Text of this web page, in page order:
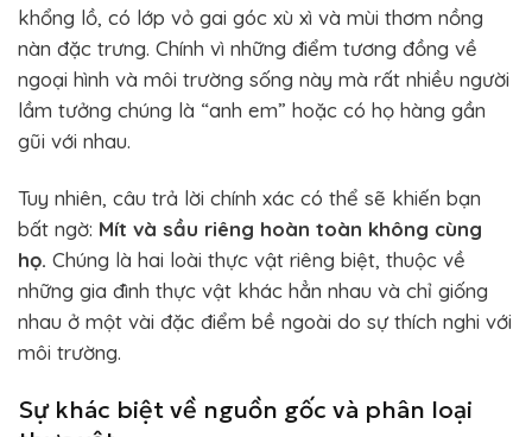
khổng lồ, có lớp vỏ gai góc xù xì và mùi thơm nồng
nàn đặc trưng. Chính vì những điểm tương đồng về
ngoại hình và môi trường sống này mà rất nhiều người
lầm tưởng chúng là “anh em” hoặc có họ hàng gần
gũi với nhau.
Tuy nhiên, câu trả lời chính xác có thể sẽ khiến bạn
bất ngờ: Mít và sầu riêng hoàn toàn không cùng
họ. Chúng là hai loài thực vật riêng biệt, thuộc về
những gia đình thực vật khác hẳn nhau và chỉ giống
nhau ở một vài đặc điểm bề ngoài do sự thích nghi với
môi trường.
Sự khác biệt về nguồn gốc và phân loại